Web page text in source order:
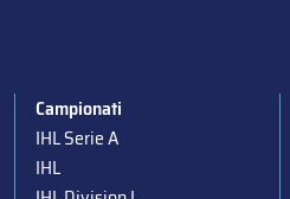
Campionati
IHL Serie A
IHL